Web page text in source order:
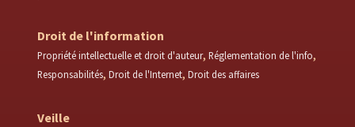
Droit de l'information
Propriété intellectuelle et droit d'auteur Réglementation de l'info
Responsabilités Droit de l'Internet Droit des affaires
Veille